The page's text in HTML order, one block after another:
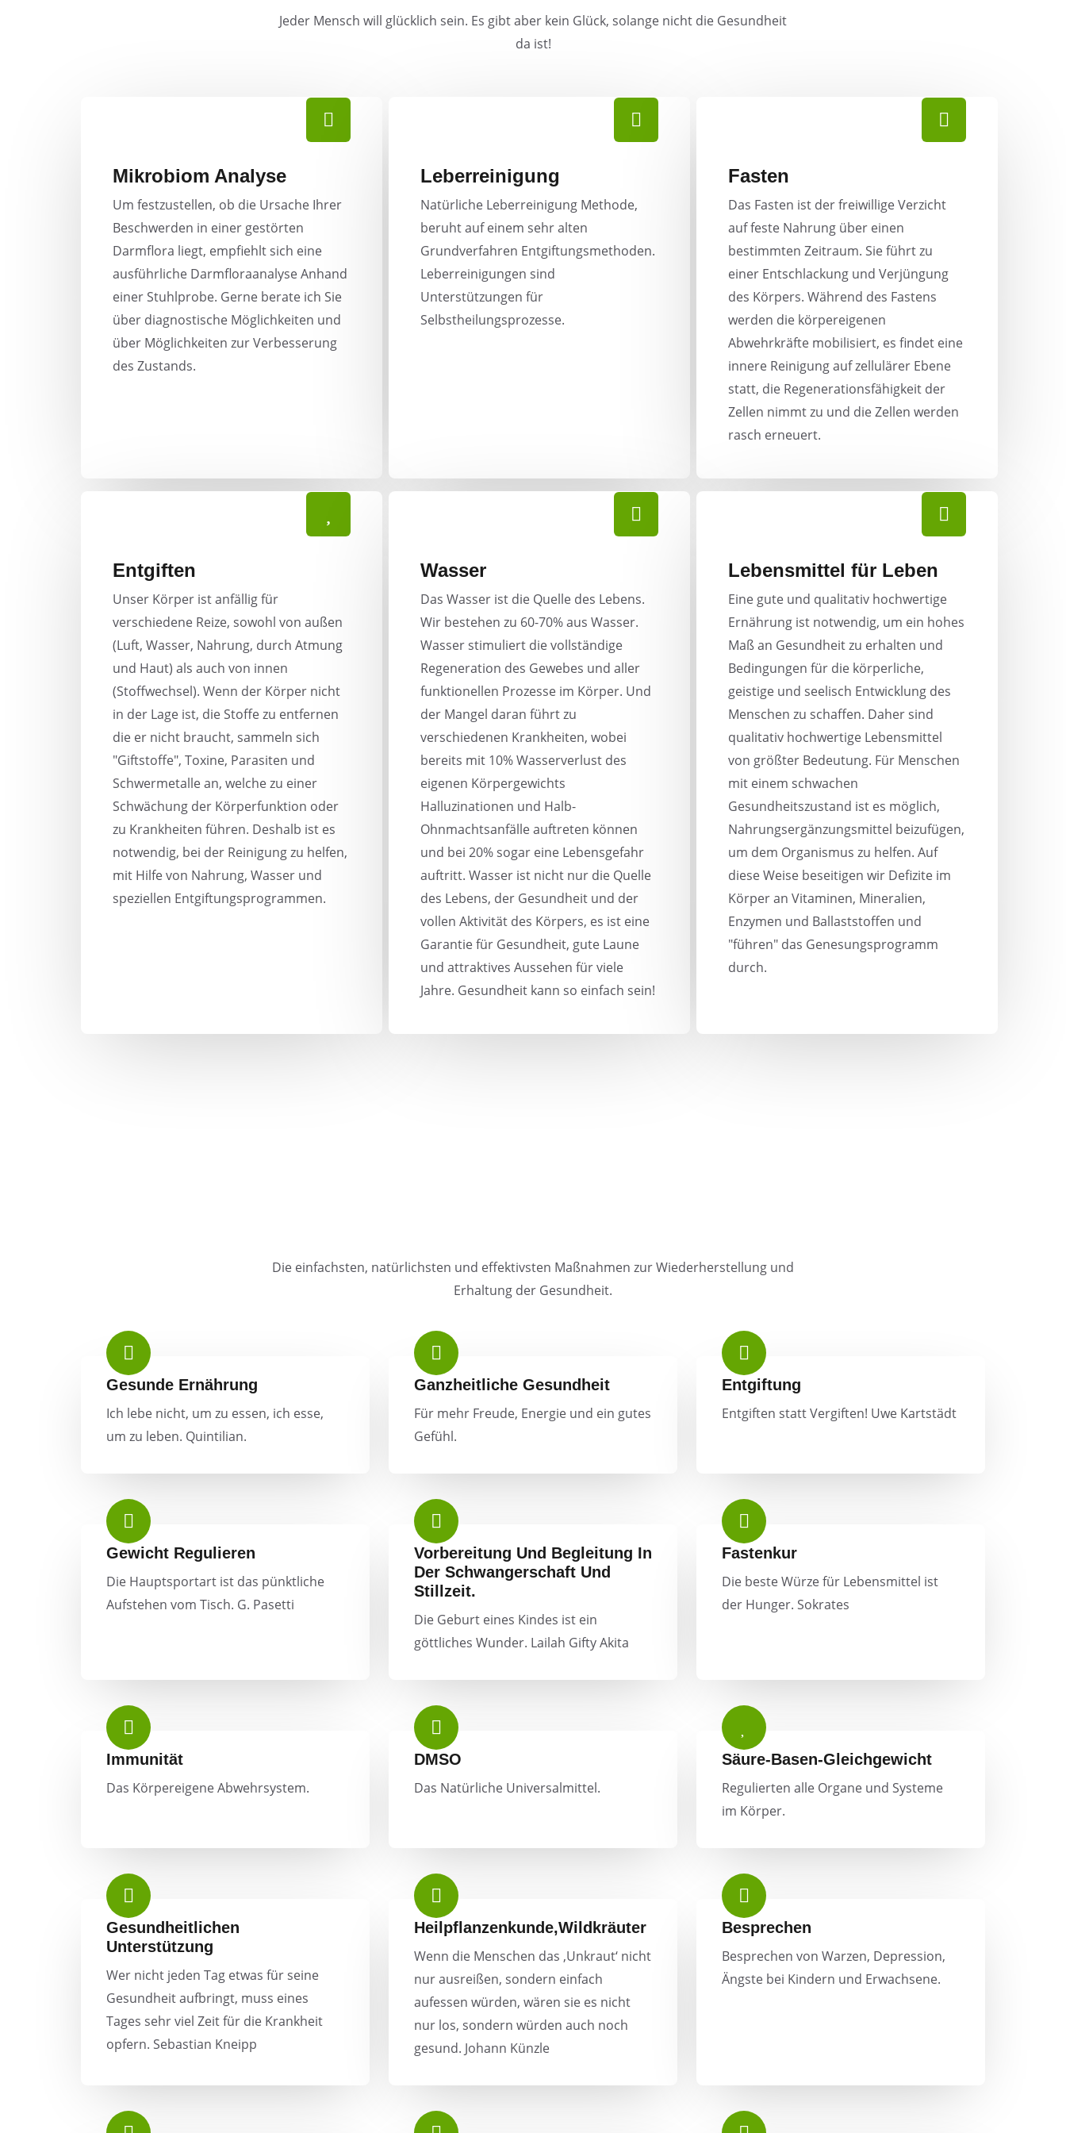
Jeder Mensch will glücklich sein. Es gibt aber kein Glück, solange nicht die Gesundheit
da ist!
Mikrobiom Analyse
Um festzustellen, ob die Ursache Ihrer
Beschwerden in einer gestörten
Darmflora liegt, empfiehlt sich eine
ausführliche Darmfloraanalyse Anhand
einer Stuhlprobe. Gerne berate ich Sie
über diagnostische Möglichkeiten und
über Möglichkeiten zur Verbesserung
des Zustands.
Leberreinigung
Natürliche Leberreinigung Methode,
beruht auf einem sehr alten
Grundverfahren Entgiftungsmethoden.
Leberreinigungen sind
Unterstützungen für
Selbstheilungsprozesse.
Fasten
Das Fasten ist der freiwillige Verzicht
auf feste Nahrung über einen
bestimmten Zeitraum. Sie führt zu
einer Entschlackung und Verjüngung
des Körpers. Während des Fastens
werden die körpereigenen
Abwehrkräfte mobilisiert, es findet eine
innere Reinigung auf zellulärer Ebene
statt, die Regenerationsfähigkeit der
Zellen nimmt zu und die Zellen werden
rasch erneuert.
Entgiften
Unser Körper ist anfällig für
verschiedene Reize, sowohl von außen
(Luft, Wasser, Nahrung, durch Atmung
und Haut) als auch von innen
(Stoffwechsel). Wenn der Körper nicht
in der Lage ist, die Stoffe zu entfernen
die er nicht braucht, sammeln sich
"Giftstoffe", Toxine, Parasiten und
Schwermetalle an, welche zu einer
Schwächung der Körperfunktion oder
zu Krankheiten führen. Deshalb ist es
notwendig, bei der Reinigung zu helfen,
mit Hilfe von Nahrung, Wasser und
speziellen Entgiftungsprogrammen.
Wasser
Das Wasser ist die Quelle des Lebens.
Wir bestehen zu 60-70% aus Wasser.
Wasser stimuliert die vollständige
Regeneration des Gewebes und aller
funktionellen Prozesse im Körper. Und
der Mangel daran führt zu
verschiedenen Krankheiten, wobei
bereits mit 10% Wasserverlust des
eigenen Körpergewichts
Halluzinationen und Halb-
Ohnmachtsanfälle auftreten können
und bei 20% sogar eine Lebensgefahr
auftritt. Wasser ist nicht nur die Quelle
des Lebens, der Gesundheit und der
vollen Aktivität des Körpers, es ist eine
Garantie für Gesundheit, gute Laune
und attraktives Aussehen für viele
Jahre. Gesundheit kann so einfach sein!
Lebensmittel für Leben
Eine gute und qualitativ hochwertige
Ernährung ist notwendig, um ein hohes
Maß an Gesundheit zu erhalten und
Bedingungen für die körperliche,
geistige und seelisch Entwicklung des
Menschen zu schaffen. Daher sind
qualitativ hochwertige Lebensmittel
von größter Bedeutung. Für Menschen
mit einem schwachen
Gesundheitszustand ist es möglich,
Nahrungsergänzungsmittel beizufügen,
um dem Organismus zu helfen. Auf
diese Weise beseitigen wir Defizite im
Körper an Vitaminen, Mineralien,
Enzymen und Ballaststoffen und
"führen" das Genesungsprogramm
durch.
Die einfachsten, natürlichsten und effektivsten Maßnahmen zur Wiederherstellung und
Erhaltung der Gesundheit.
Gesunde Ernährung
Ich lebe nicht, um zu essen, ich esse,
um zu leben. Quintilian.
Ganzheitliche Gesundheit
Für mehr Freude, Energie und ein gutes
Gefühl.
Entgiftung
Entgiften statt Vergiften! Uwe Kartstädt
Gewicht Regulieren
Die Hauptsportart ist das pünktliche
Aufstehen vom Tisch. G. Pasetti
Vorbereitung Und Begleitung In
Der Schwangerschaft Und
Stillzeit.
Die Geburt eines Kindes ist ein
göttliches Wunder. Lailah Gifty Akita
Fastenkur
Die beste Würze für Lebensmittel ist
der Hunger. Sokrates
Immunität
Das Körpereigene Abwehrsystem.
DMSO
Das Natürliche Universalmittel.
Säure-Basen-Gleichgewicht
Regulierten alle Organe und Systeme
im Körper.
Gesundheitlichen
Unterstützung
Wer nicht jeden Tag etwas für seine
Gesundheit aufbringt, muss eines
Tages sehr viel Zeit für die Krankheit
opfern. Sebastian Kneipp
Heilpflanzenkunde,Wildkräuter
Wenn die Menschen das ‚Unkraut‘ nicht
nur ausreißen, sondern einfach
aufessen würden, wären sie es nicht
nur los, sondern würden auch noch
gesund. Johann Künzle
Besprechen
Besprechen von Warzen, Depression,
Ängste bei Kindern und Erwachsene.